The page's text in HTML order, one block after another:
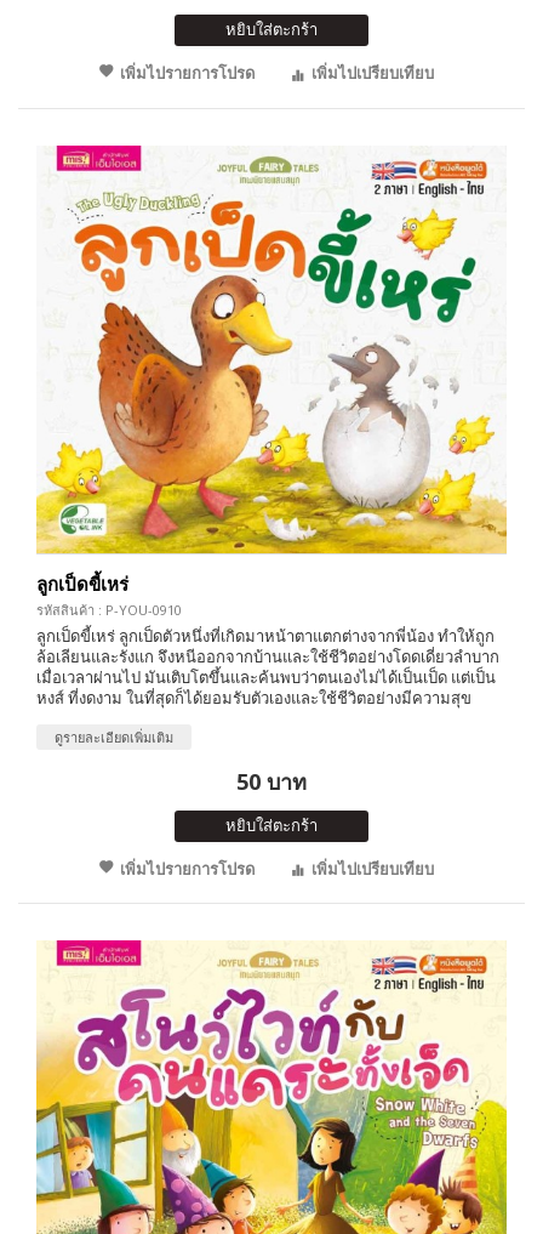
หยิบใส่ตะกร้า
เพิ่มไปรายการโปรด
เพิ่มไปเปรียบเทียบ
ลูกเป็ดขี้เหร่
รหัสสินค้า : P-YOU-0910
ลูกเป็ดขี้เหร่ ลูกเป็ดตัวหนึ่งที่เกิดมาหน้าตาแตกต่างจากพี่น้อง ทำให้ถูก
ล้อเลียนและรังแก จึงหนีออกจากบ้านและใช้ชีวิตอย่างโดดเดี่ยวลำบาก
เมื่อเวลาผ่านไป มันเติบโตขึ้นและค้นพบว่าตนเองไม่ได้เป็นเป็ด แต่เป็น
หงส์ ที่งดงาม ในที่สุดก็ได้ยอมรับตัวเองและใช้ชีวิตอย่างมีความสุข
ดูรายละเอียดเพิ่มเติม
50 บาท
หยิบใส่ตะกร้า
เพิ่มไปรายการโปรด
เพิ่มไปเปรียบเทียบ